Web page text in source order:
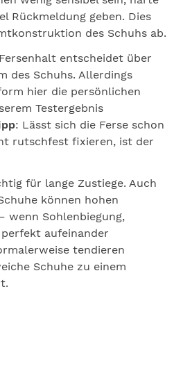
Rückmeldung geben. Dies
des Schuhs ab.
entscheidet über
des Schuhs. Allerdings
hier die persönlichen
Testergebnis
: Lässt sich die Ferse schon
rutschfest fixieren, ist der
für lange Zustiege. Auch
können hohen
wenn Sohlenbiegung,
aufeinander
tendieren
Schuhe zu einem